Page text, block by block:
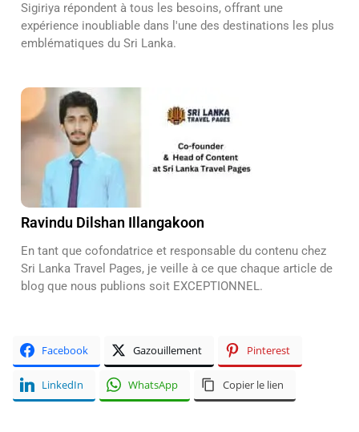
Sigiriya répondent à tous les besoins, offrant une
expérience inoubliable dans l'une des destinations les plus
emblématiques du Sri Lanka.
Ravindu Dilshan Illangakoon
En tant que cofondatrice et responsable du contenu chez
Sri Lanka Travel Pages, je veille à ce que chaque article de
blog que nous publions soit EXCEPTIONNEL.
Facebook Gazouillement Pinterest
LinkedIn WhatsApp Copier le lien